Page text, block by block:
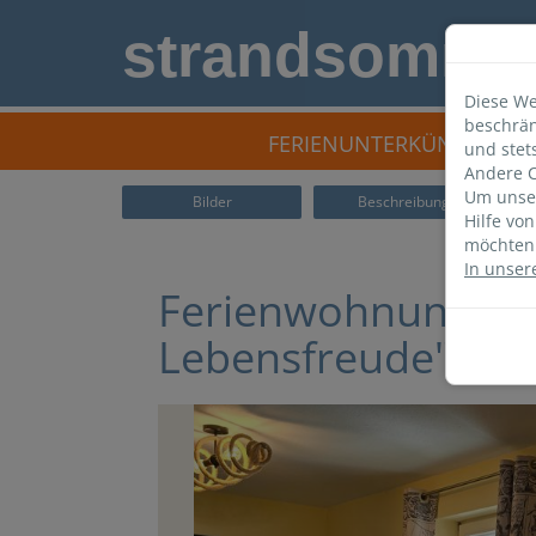
Diese
und
Andere
Um
Hilfe
In
FERIENUNTERKÜNFTE
Bilder Beschreibung
Ferienwohnung
Lebensfreude"